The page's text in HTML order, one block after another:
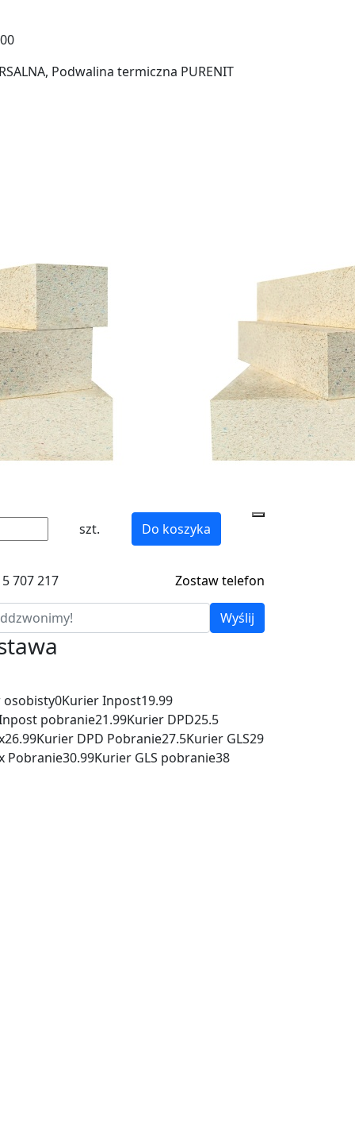
Podwalina termiczna PURENIT
szt. Do koszyka
707 217 Zostaw telefon
Wyślij
osobisty0Kurier Inpost19.99
pobranie21.99Kurier DPD25.5
26.99Kurier DPD Pobranie27.5Kurier GLS29
Pobranie30.99Kurier GLS pobranie38